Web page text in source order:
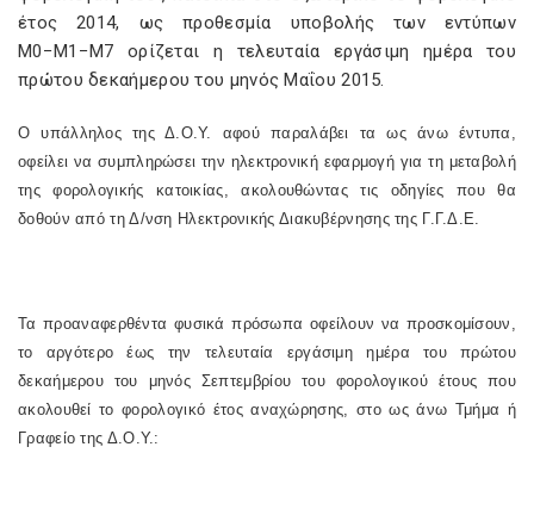
έτος 2014, ως προθεσμία υποβολής των εντύπων
Μ0−Μ1−Μ7 ορίζεται η τελευταία εργάσιμη ημέρα του
πρώτου δεκαήμερου του μηνός Μαΐου 2015.
Ο υπάλληλος της Δ.Ο.Υ. αφού παραλάβει τα ως άνω έντυπα,
οφείλει να συμπληρώσει την ηλεκτρονική εφαρμογή για τη μεταβολή
της φορολογικής κατοικίας, ακολουθώντας τις οδηγίες που θα
δοθούν από τη Δ/νση Ηλεκτρονικής Διακυβέρνησης της Γ.Γ.Δ.Ε.
Τα προαναφερθέντα φυσικά πρόσωπα οφείλουν να προσκομίσουν,
το αργότερο έως την τελευταία εργάσιμη ημέρα του πρώτου
δεκαήμερου του μηνός Σεπτεμβρίου του φορολογικού έτους που
ακολουθεί το φορολογικό έτος αναχώρησης, στο ως άνω Τμήμα ή
Γραφείο της Δ.Ο.Υ.: